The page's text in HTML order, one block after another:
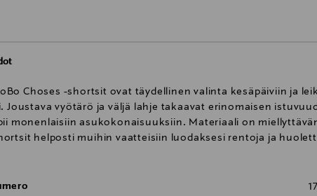
Choses -shortsit ovat täydellinen valinta kesäpäiviin ja
Joustava vyötärö ja väljä lahje takaavat erinomaisen
monenlaisiin asukokonaisuuksiin. Materiaali on
helposti muihin vaatteisiin luodaksesi rentoja ja